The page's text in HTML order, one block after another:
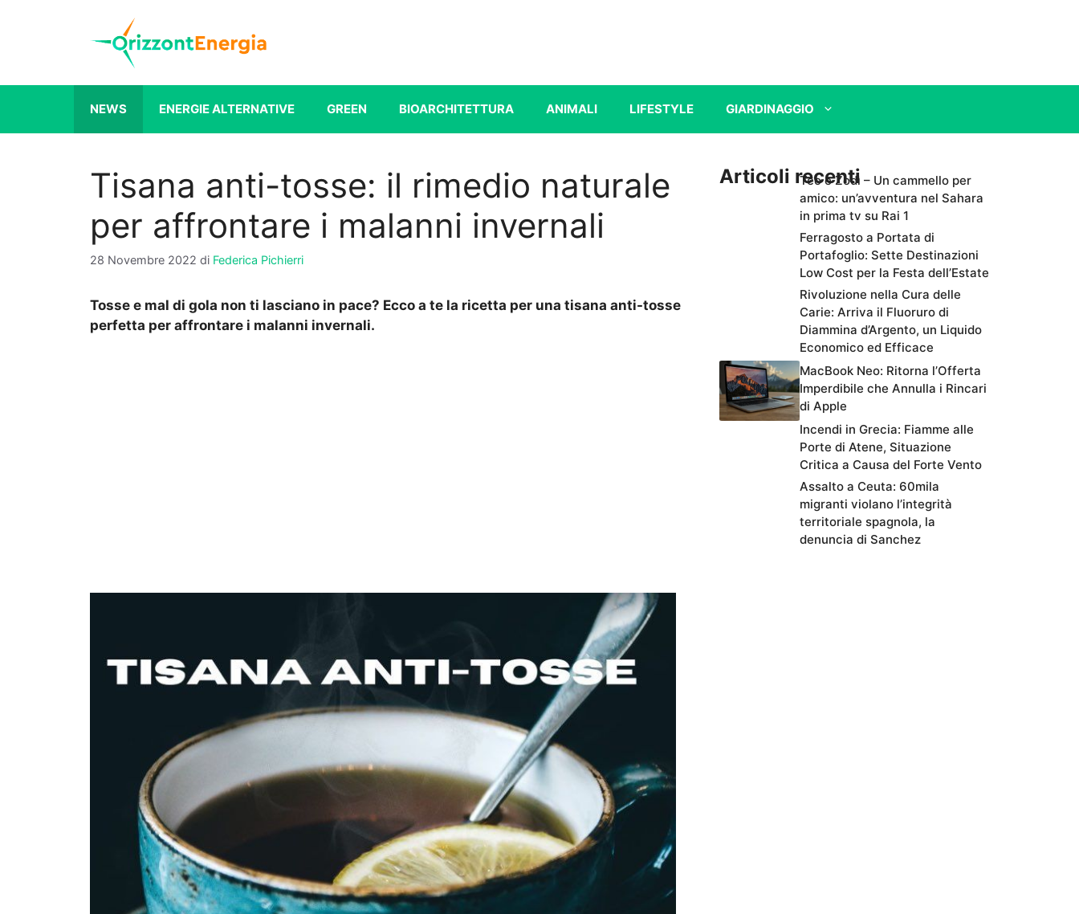
NEWS ENERGIE ALTERNATIVE GREEN BIOARCHITETTURA ANIMALI LIFESTYLE GIARDINAGGIO
Tisana anti-tosse: il rimedio naturale
per affrontare i malanni invernali
28 Novembre 2022 di Federica Pichierri
Tosse e mal di gola non ti lasciano in pace? Ecco a te la ricetta per una tisana anti-tosse
perfetta per affrontare i malanni invernali.
Articoli recentiTeo e Zodì – Un cammello per
amico: un’avventura nel Sahara
in prima tv su Rai 1
Ferragosto a Portata di
Portafoglio: Sette Destinazioni
Low Cost per la Festa dell’Estate
Rivoluzione nella Cura delle
Carie: Arriva il Fluoruro di
Diammina d’Argento, un Liquido
Economico ed Efficace
MacBook Neo: Ritorna l’Offerta
Imperdibile che Annulla i Rincari
di Apple
Incendi in Grecia: Fiamme alle
Porte di Atene, Situazione
Critica a Causa del Forte Vento
Assalto a Ceuta: 60mila
migranti violano l’integrità
territoriale spagnola, la
denuncia di Sanchez